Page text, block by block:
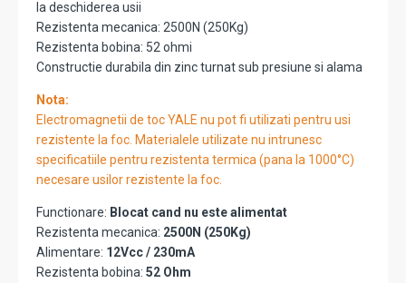
la deschiderea usii
Rezistenta mecanica: 2500N (250Kg)
Rezistenta bobina: 52 ohmi
Constructie durabila din zinc turnat sub presiune si alama
Nota:
Electromagnetii de toc YALE nu pot fi utilizati pentru usi
rezistente la foc. Materialele utilizate nu intrunesc
specificatiile pentru rezistenta termica (pana la 1000°C)
necesare usilor rezistente la foc.
Functionare: Blocat cand nu este alimentat
Rezistenta mecanica: 2500N (250Kg)
Alimentare: 12Vcc / 230mA
Rezistenta bobina: 52 Ohm